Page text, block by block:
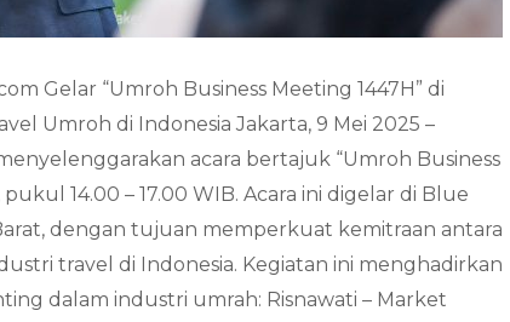
Gelar “Umroh Business Meeting 1447H” di
Umroh di Indonesia Jakarta, 9 Mei 2025 –
acara bertajuk “Umroh Business
14.00 – 17.00 WIB. Acara ini digelar di Blue
dengan tujuan memperkuat kemitraan antara
travel di Indonesia. Kegiatan ini menghadirkan
dalam industri umrah: Risnawati – Market